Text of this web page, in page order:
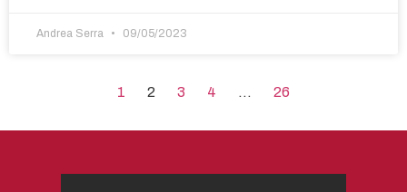
Andrea Serra 09/05/2023
1 2 3 4 … 26